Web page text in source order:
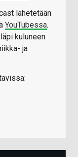
lähetetään
YouTubessa.
kuluneen
ja